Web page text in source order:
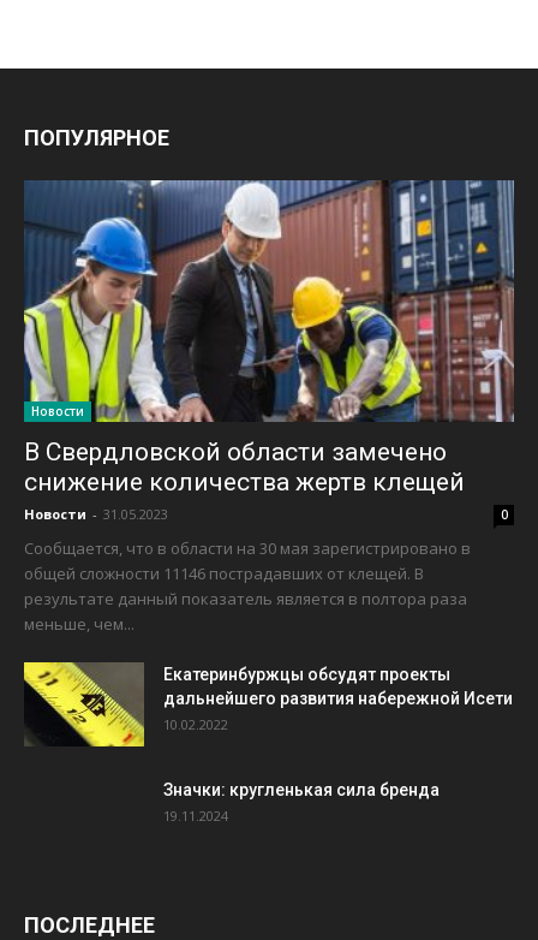
ПОПУЛЯРНОЕ
Новости
В Свердловской области замечено
снижение количества жертв клещей
Новости - 31.05.2023 0
Сообщается, что в области на 30 мая зарегистрировано в
общей сложности 11146 пострадавших от клещей. В
результате данный показатель является в полтора раза
меньше, чем...
Екатеринбуржцы обсудят проекты
дальнейшего развития набережной Исети
10.02.2022
Значки: кругленькая сила бренда
19.11.2024
ПОСЛЕДНЕЕ